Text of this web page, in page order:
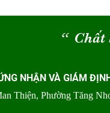
“
NHẬN VÀ GIÁM
Thiện, Phường Tăng